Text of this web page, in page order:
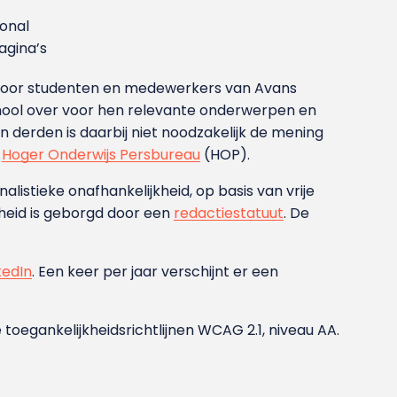
studenten en medewerkers van Avans
over voor hen relevante onderwerpen en
is daarbij niet noodzakelijk de mening
Hoger Onderwijs Persbureau (HOP).
onafhankelijkheid, op basis van vrije
is geborgd door een redactiestatuut. De
. Een keer per jaar verschijnt er een
WCAG 2.1, niveau AA.